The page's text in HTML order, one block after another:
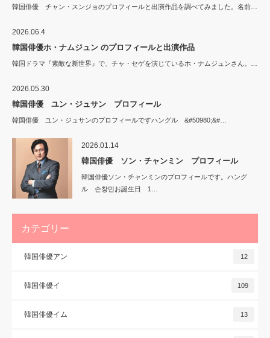
韓国俳優 チャン・スンジョのプロフィールと出演作品を調べてみました。名前…
2026.06.4
韓国俳優ホ・ナムジュン のプロフィールと出演作品
韓国ドラマ『素敵な新世界』で、チャ・セゲを演じているホ・ナムジュンさん。…
2026.05.30
韓国俳優 ユン・ジュサン プロフィール
韓国俳優 ユン・ジュサンのプロフィールですハングル &#50980;&#…
2026.01.14
韓国俳優 ソン・チャンミン プロフィール
韓国俳優ソン・チャンミンのプロフィールです。ハング
ル 손창민お誕生日 1…
カテゴリー
韓国俳優アン 12
韓国俳優イ 109
韓国俳優イム 13